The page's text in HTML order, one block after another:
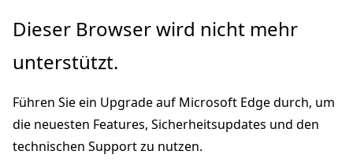
Zu
wechseln
Dieser Browser wird nicht mehr
unterstützt.
Führen Sie ein Upgrade auf Microsoft Edge durch, um
die neuesten Features, Sicherheitsupdates und den
technischen Support zu nutzen.